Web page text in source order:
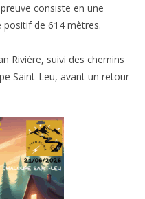
consiste en une
positif de 614 mètres.
Rivière, suivi des chemins
Saint-Leu, avant un retour